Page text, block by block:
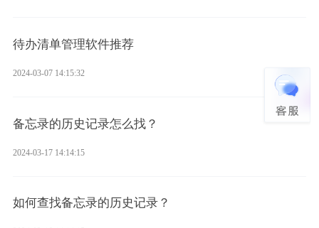
待办清单管理软件推荐
2024-03-07 14:15:32
备忘录的历史记录怎么找？
2024-03-17 14:14:15
如何查找备忘录的历史记录？